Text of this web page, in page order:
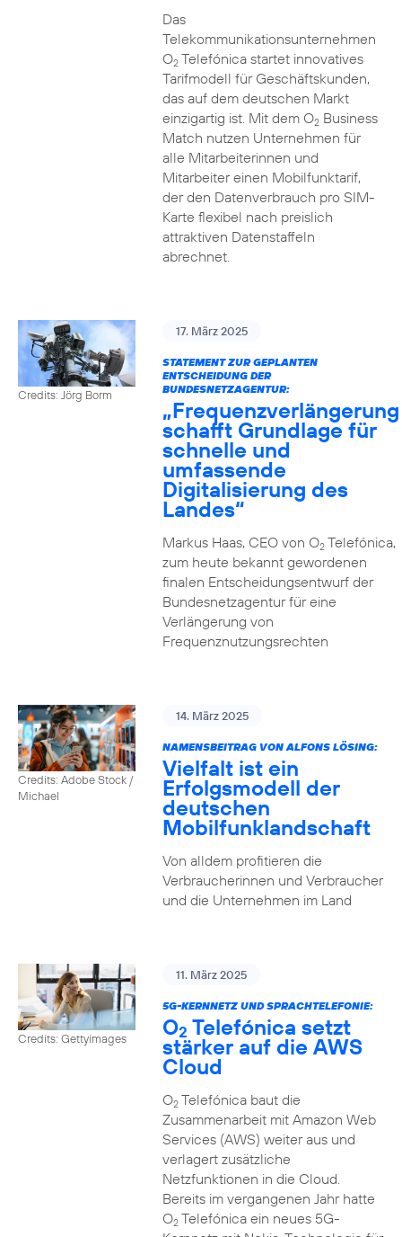
Das
Telekommunikationsunternehmen
O2Telefónica startet innovatives
Tarifmodell für Geschäftskunden,
das auf dem deutschen Markt
einzigartig ist. Mit dem O2Business
Match nutzen Unternehmen für
alle Mitarbeiterinnen und
Mitarbeiter einen Mobilfunktarif,
der den Datenverbrauch pro SIM-
Karte flexibel nach preislich
attraktiven Datenstaffeln
abrechnet.
Credits: Jörg Borm
17. März 2025
STATEMENT ZUR GEPLANTEN
ENTSCHEIDUNG DER
BUNDESNETZAGENTUR:
„Frequenzverlängerung
schafft Grundlage für
schnelle und
umfassende
Digitalisierung des
Landes“
Markus Haas, CEO von O2Telefónica,
zum heute bekannt gewordenen
finalen Entscheidungsentwurf der
Bundesnetzagentur für eine
Verlängerung von
Frequenznutzungsrechten
Credits: Adobe Stock /
Michael
14. März 2025
NAMENSBEITRAG VON ALFONS LÖSING:
Vielfalt ist ein
Erfolgsmodell der
deutschen
Mobilfunklandschaft
Von alldem profitieren die
Verbraucherinnen und Verbraucher
und die Unternehmen im Land
Credits: Gettyimages
11. März 2025
5G-KERNNETZ UND SPRACHTELEFONIE:
O2 Telefónica setzt
stärker auf die AWS
Cloud
O2Telefónica baut die
Zusammenarbeit mit Amazon Web
Services (AWS) weiter aus und
verlagert zusätzliche
Netzfunktionen in die Cloud.
Bereits im vergangenen Jahr hatte
O2Telefónica ein neues 5G-